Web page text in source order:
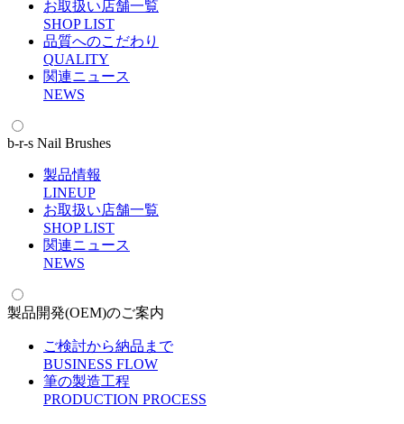
お取扱い店舗一覧
SHOP LIST
品質へのこだわり
QUALITY
関連ニュース
NEWS
b-r-s Nail Brushes
製品情報
LINEUP
お取扱い店舗一覧
SHOP LIST
関連ニュース
NEWS
製品開発(OEM)のご案内
ご検討から納品まで
BUSINESS FLOW
筆の製造工程
PRODUCTION PROCESS